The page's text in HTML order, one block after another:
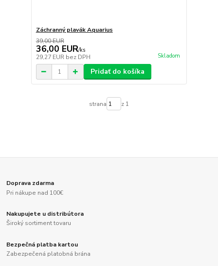
Záchranný plavák Aquarius
39,00 EUR
36,00 EUR/ks
29,27 EUR bez DPH Skladom
Pridať do košíka
strana z 1
Doprava zdarma
Pri nákupe nad 100€
Nakupujete u distribútora
Široký sortiment tovaru
Bezpečná platba kartou
Zabezpečená platobná brána